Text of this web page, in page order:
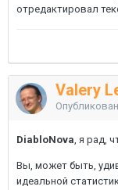
отредактировал
Valery
DiabloNova, я рад,
Вы, может быть,
идеальной